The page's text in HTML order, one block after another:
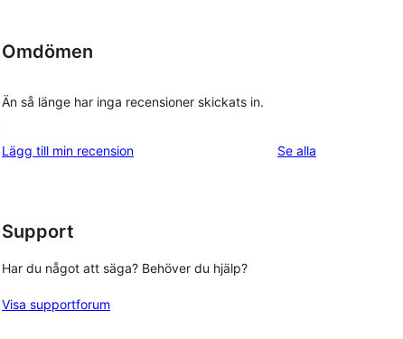
Omdömen
Än så länge har inga recensioner skickats in.
Lägg till min recension Se alla
Support
Har du något att säga? Behöver du hjälp?
Visa supportforum